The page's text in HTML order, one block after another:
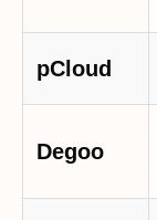
pCloud
Degoo